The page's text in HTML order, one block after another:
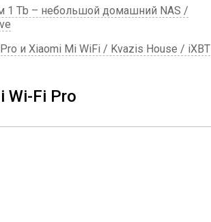
1 Tb – небольшой домашний NAS /
и Xiaomi Mi WiFi / Kvazis House / iXBT
Wi-Fi Pro